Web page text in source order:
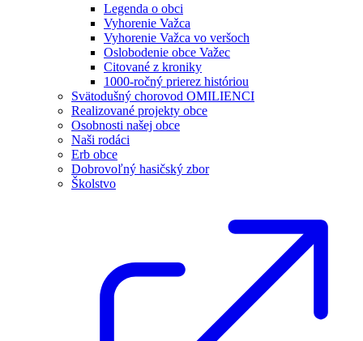
Legenda o obci
Vyhorenie Važca
Vyhorenie Važca vo veršoch
Oslobodenie obce Važec
Citované z kroniky
1000-ročný prierez históriou
Svätodušný chorovod OMILIENCI
Realizované projekty obce
Osobnosti našej obce
Naši rodáci
Erb obce
Dobrovoľný hasičský zbor
Školstvo